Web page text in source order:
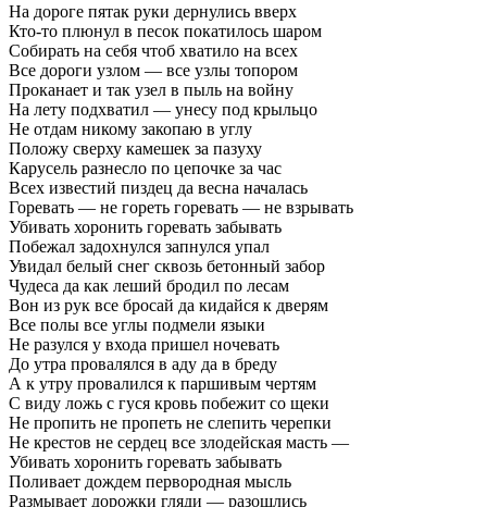
На дороге пятак руки дернулись вверх
Кто-то плюнул в песок покатилось шаром
Собирать на себя чтоб хватило на всех
Все дороги узлом — все узлы топором
Проканает и так узел в пыль на войну
На лету подхватил — унесу под крыльцо
Не отдам никому закопаю в углу
Положу сверху камешек за пазуху
Карусель разнесло по цепочке за час
Всех известий пиздец да весна началась
Горевать — не гореть горевать — не взрывать
Убивать хоронить горевать забывать
Побежал задохнулся запнулся упал
Увидал белый снег сквозь бетонный забор
Чудеса да как леший бродил по лесам
Вон из рук все бросай да кидайся к дверям
Все полы все углы подмели языки
Не разулся у входа пришел ночевать
До утра провалялся в аду да в бреду
А к утру провалился к паршивым чертям
С виду ложь с гуся кровь побежит со щеки
Не пропить не пропеть не слепить черепки
Не крестов не сердец все злодейская масть —
Убивать хоронить горевать забывать
Поливает дождем первородная мысль
Размывает дорожки гляди — разошлись